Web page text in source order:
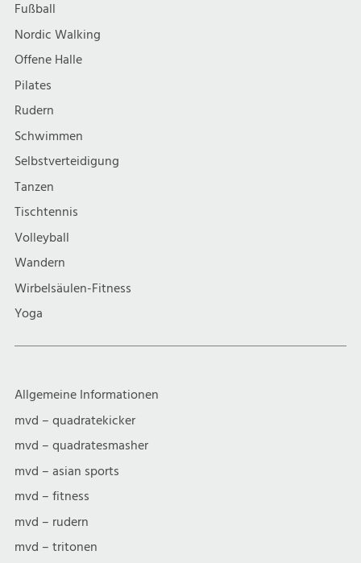
Fußball
Nordic Walking
Offene Halle
Pilates
Rudern
Schwimmen
Selbstverteidigung
Tanzen
Tischtennis
Volleyball
Wandern
Wirbelsäulen-Fitness
Yoga
Allgemeine Informationen
mvd – quadratekicker
mvd – quadratesmasher
mvd – asian sports
mvd – fitness
mvd – rudern
mvd – tritonen